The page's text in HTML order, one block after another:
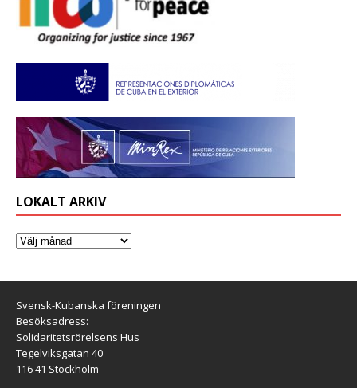
LOKALT ARKIV
Svensk-Kubanska föreningen
Besöksadress:
Solidaritetsrörelsens Hus
Tegelviksgatan 40
116 41 Stockholm